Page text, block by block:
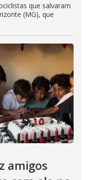
que salvaram
(MG), que
amigos